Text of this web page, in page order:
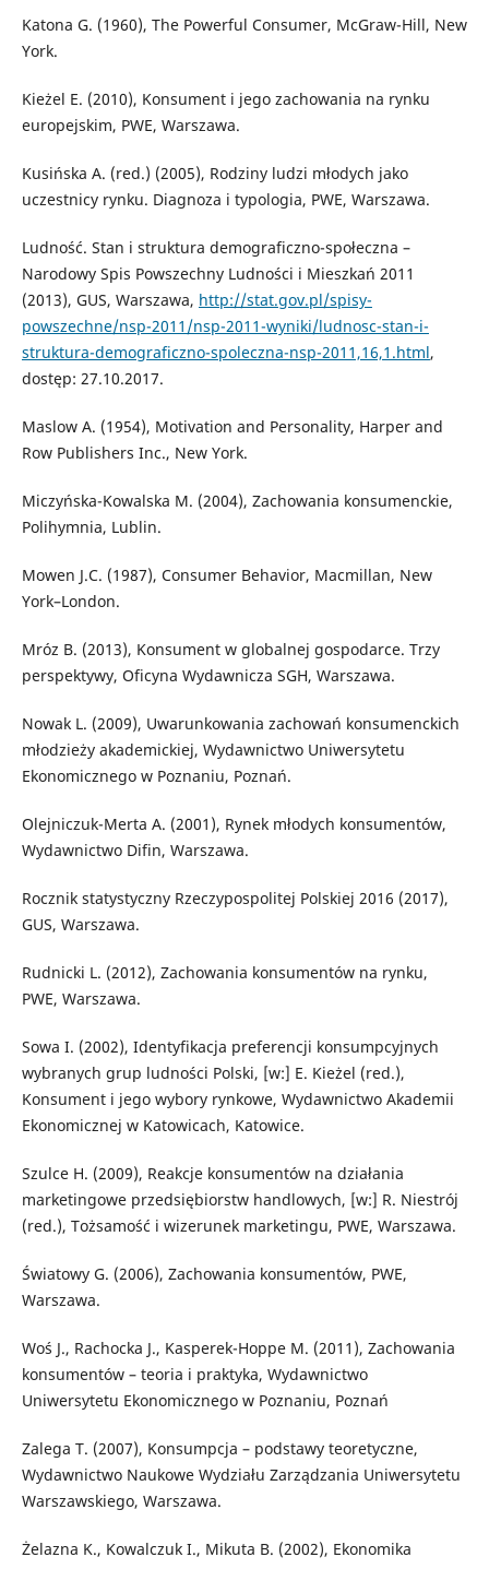
Katona G. (1960), The Powerful Consumer, McGraw-Hill, New
York.
Kieżel E. (2010), Konsument i jego zachowania na rynku
europejskim, PWE, Warszawa.
Kusińska A. (red.) (2005), Rodziny ludzi młodych jako
uczestnicy rynku. Diagnoza i typologia, PWE, Warszawa.
Ludność. Stan i struktura demograficzno-społeczna –
Narodowy Spis Powszechny Ludności i Mieszkań 2011
(2013), GUS, Warszawa, http://stat.gov.pl/spisy-
powszechne/nsp-2011/nsp-2011-wyniki/ludnosc-stan-i-
struktura-demograficzno-spoleczna-nsp-2011,16,1.html,
dostęp: 27.10.2017.
Maslow A. (1954), Motivation and Personality, Harper and
Row Publishers Inc., New York.
Miczyńska-Kowalska M. (2004), Zachowania konsumenckie,
Polihymnia, Lublin.
Mowen J.C. (1987), Consumer Behavior, Macmillan, New
York–London.
Mróz B. (2013), Konsument w globalnej gospodarce. Trzy
perspektywy, Oficyna Wydawnicza SGH, Warszawa.
Nowak L. (2009), Uwarunkowania zachowań konsumenckich
młodzieży akademickiej, Wydawnictwo Uniwersytetu
Ekonomicznego w Poznaniu, Poznań.
Olejniczuk-Merta A. (2001), Rynek młodych konsumentów,
Wydawnictwo Difin, Warszawa.
Rocznik statystyczny Rzeczypospolitej Polskiej 2016 (2017),
GUS, Warszawa.
Rudnicki L. (2012), Zachowania konsumentów na rynku,
PWE, Warszawa.
Sowa I. (2002), Identyfikacja preferencji konsumpcyjnych
wybranych grup ludności Polski, [w:] E. Kieżel (red.),
Konsument i jego wybory rynkowe, Wydawnictwo Akademii
Ekonomicznej w Katowicach, Katowice.
Szulce H. (2009), Reakcje konsumentów na działania
marketingowe przedsiębiorstw handlowych, [w:] R. Niestrój
(red.), Tożsamość i wizerunek marketingu, PWE, Warszawa.
Światowy G. (2006), Zachowania konsumentów, PWE,
Warszawa.
Woś J., Rachocka J., Kasperek-Hoppe M. (2011), Zachowania
konsumentów – teoria i praktyka, Wydawnictwo
Uniwersytetu Ekonomicznego w Poznaniu, Poznań
Zalega T. (2007), Konsumpcja – podstawy teoretyczne,
Wydawnictwo Naukowe Wydziału Zarządzania Uniwersytetu
Warszawskiego, Warszawa.
Żelazna K., Kowalczuk I., Mikuta B. (2002), Ekonomika